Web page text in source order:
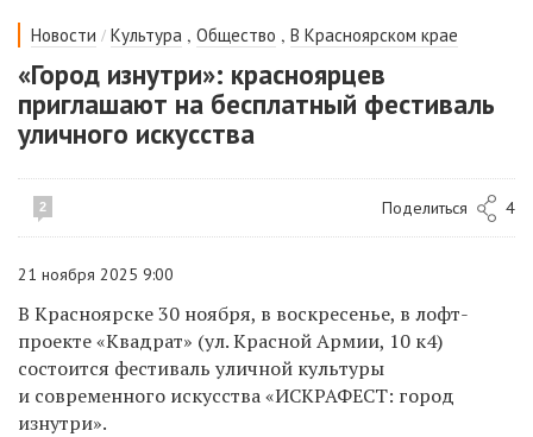
Новости / Культура , Общество , В Красноярском крае
«Город изнутри»: красноярцев
приглашают на бесплатный фестиваль
уличного искусства
2 Поделиться 4
21 ноября 2025 9:00
В Красноярске 30 ноября, в воскресенье, в лофт-
проекте «Квадрат» (ул. Красной Армии, 10 к4)
состоится фестиваль уличной культуры
и современного искусства «ИСКРАФЕСТ: город
изнутри».